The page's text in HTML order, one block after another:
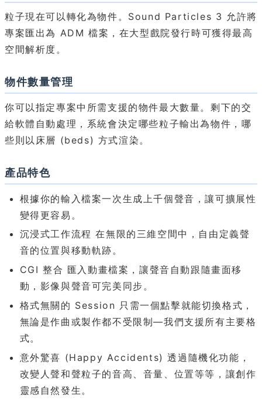
粒子現在可以轉化為物件。Sound Particles 3 允許將
專案匯出為 ADM 檔案，在大型戲院發行時可獲得最高
空間解析度。
物件數量管理
你可以指定專案中所需支援的物件最大數量。剩下的交
給軟體自動處理，系統會決定哪些粒子輸出為物件，哪
些則以床層 (beds) 方式渲染。
產品特色
根據你的輸入檔案一次生成上千個聲音，讓可擴展性
變得更容易。
沉浸式工作流程 在無限的三維空間中，自由定義聲
音的位置與移動軌跡。
CGI 整合 匯入動畫檔案，讓聲音自動跟隨畫面移
動，影像與聲音可完美同步。
格式無關的 Session 只需一個點擊就能切換格式，
無論是作曲或製作都不受限制—我們支援所有主要格
式。
意外驚喜 (Happy Accidents) 透過隨機化功能，
改變人聲和聲粒子的音高、音量、位置等等，讓創作
靈感自然發生。